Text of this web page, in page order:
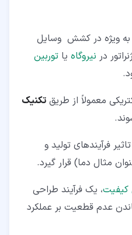
به ویژه در کشش وسایل
در نیروگاه یا توربین
معمولاً از طریق تکنیک
فرآیندهای تولید و
مثال دما) قرار گیرد.
کیفیت، یک فرآیند طراحی
عدم قطعیت بر عملکرد